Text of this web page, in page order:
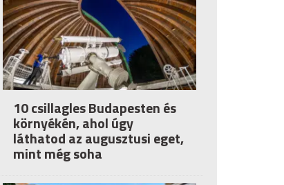
10 csillagles Budapesten és
környékén, ahol úgy
láthatod az augusztusi eget,
mint még soha